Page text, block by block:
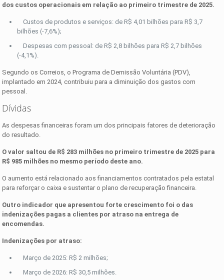
dos custos operacionais em relação ao primeiro trimestre de 2025.
Custos de produtos e serviços: de R$ 4,01 bilhões para R$ 3,7
bilhões (-7,6%);
Despesas com pessoal: de R$ 2,8 bilhões para R$ 2,7 bilhões
(-4,1%).
Segundo os Correios, o Programa de Demissão Voluntária (PDV),
implantado em 2024, contribuiu para a diminuição dos gastos com
pessoal.
Dívidas
As despesas financeiras foram um dos principais fatores de deterioração
do resultado.
O valor saltou de R$ 283 milhões no primeiro trimestre de 2025 para
R$ 985 milhões no mesmo período deste ano.
O aumento está relacionado aos financiamentos contratados pela estatal
para reforçar o caixa e sustentar o plano de recuperação financeira.
Outro indicador que apresentou forte crescimento foi o das
indenizações pagas a clientes por atraso na entrega de
encomendas.
Indenizações por atraso:
Março de 2025: R$ 2 milhões;
Março de 2026: R$ 30,5 milhões.